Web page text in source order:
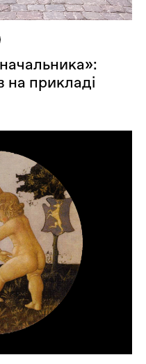
на прикладі